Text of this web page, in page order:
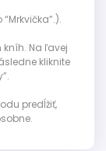
Na ľavej
kliknite
predĺžiť,